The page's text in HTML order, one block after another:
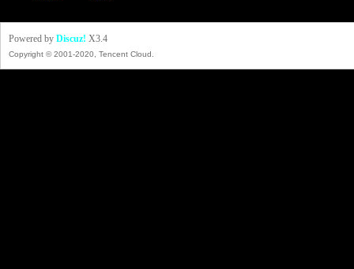
Powered by Discuz! X3.4
Copyright © 2001-2020, Tencent Cloud.